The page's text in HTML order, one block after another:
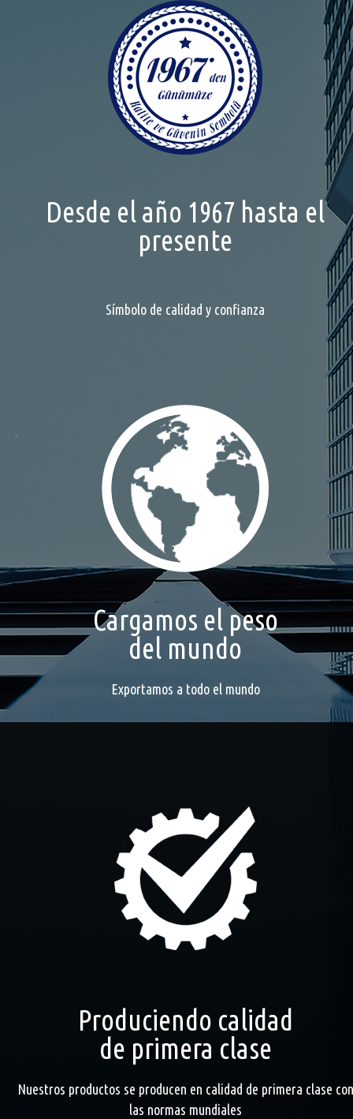
Desde el año 1967 hasta el
presente
Símbolo de calidad y confianza
Cargamos el peso
del mundo
Exportamos a todo el mundo
Produciendo calidad
de primera clase
Nuestros productos se producen en calidad de primera clase con
las normas mundiales